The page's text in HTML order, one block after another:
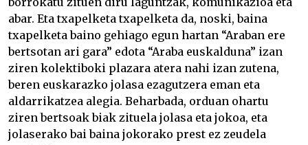
abar. Eta txapelketa txapelketa da, noski, baina
txapelketa baino gehiago egun hartan “Araban ere
bertsotan ari gara” edota “Araba euskalduna” izan
ziren kolektiboki plazara atera nahi izan zutena,
beren euskarazko jolasa ezagutzera eman eta
aldarrikatzea alegia. Beharbada, orduan ohartu
ziren bertsoak biak zituela jolasa eta jokoa, eta
jolaserako bai baina jokorako prest ez zeudela